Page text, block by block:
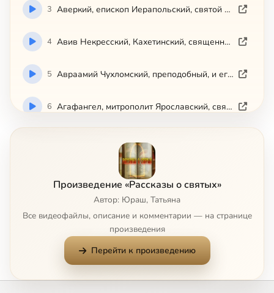
3 Аверкий, епископ Иерапольский, святой равноапостольный
4 Авив Некресский, Кахетинский, священномученик
5 Авраамий Чухломский, преподобный, и его святые обители
6 Агафангел, митрополит Ярославский, святитель-исповедник
Адриан и Наталия, мученики
Адриан Пошехонский, преподобномученик
Александр Пересвет, инок-воин
Икона Божией Матери 'Всецарица'
Произведение «Рассказы о святых»
Автор: Юраш, Татьяна
Все видеофайлы, описание и комментарии — на странице
произведения
Перейти к произведению